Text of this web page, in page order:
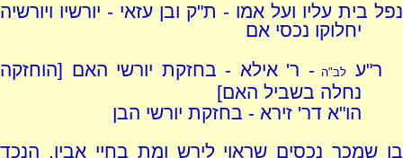
נפל בית עליו ועל אמו - ת"ק ובן עזאי - יורשיו ויורשיה
יחלוקו נכסי אם
ר"ע
לב"ה - ר' אילא - בחזקת יורשי האם [הוחזקה
נחלה בשביל האם]
הו"א דר' זירא - בחזקת יורשי הבן
בן שמכר נכסים שראוי לירש ומת בחיי אביו, הנכד